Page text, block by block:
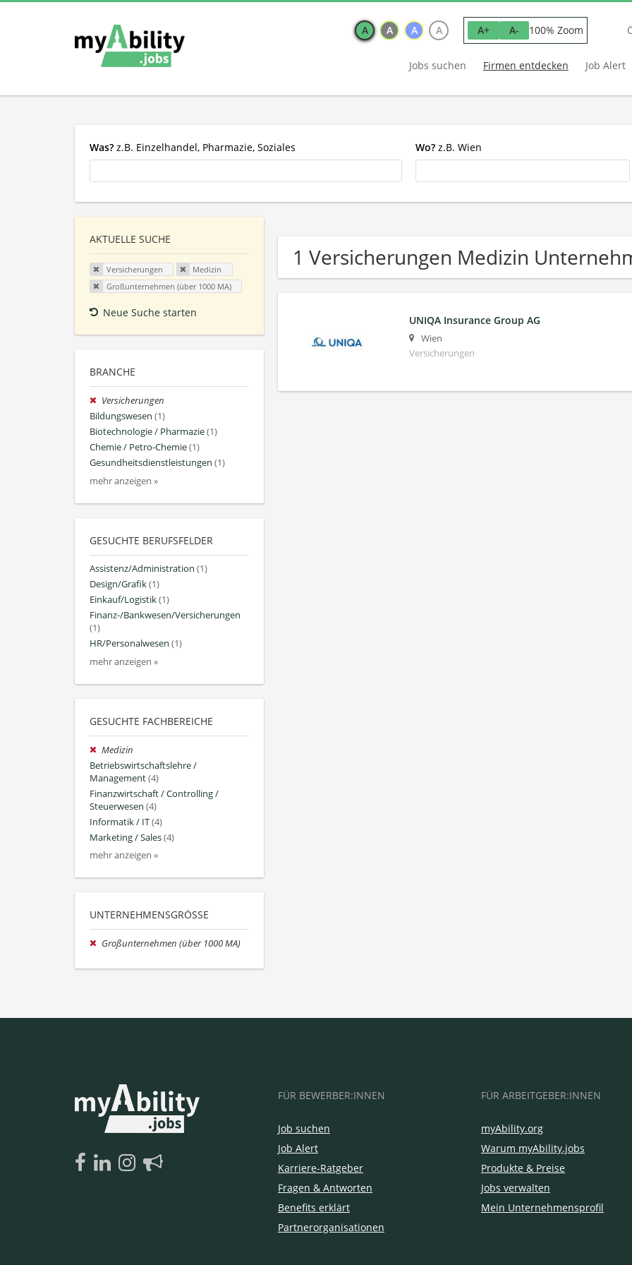
A A A A A+ A- 100% Zoom
Jobs suchen Firmen entdecken Job Alert
Was? z.B. Einzelhandel, Pharmazie, Soziales Wo? z.B. Wien
AKTUELLE SUCHE
Versicherungen
Medizin
Großunternehmen (über 1000 MA)
Neue Suche starten
BRANCHE
Versicherungen
Bildungswesen (1)
Biotechnologie / Pharmazie(1)
Chemie / Petro-Chemie(1)
Gesundheitsdienstleistungen (1)
mehr anzeigen »
GESUCHTE BERUFSFELDER
Assistenz/Administration (1)
Design/Grafik(1)
Einkauf/Logistik(1)
Finanz-/Bankwesen/Versicherungen
(1)
HR/Personalwesen (1)
mehr anzeigen »
GESUCHTE FACHBEREICHE
Medizin
Betriebswirtschaftslehre /
Management(4)
Finanzwirtschaft / Controlling /
Steuerwesen (4)
Informatik / IT(4)
Marketing / Sales(4)
mehr anzeigen »
UNTERNEHMENSGRÖSSE
Großunternehmen (über 1000 MA)
1 Versicherungen Medizin
UNIQA Insurance Group AG
Wien
Versicherungen
FÜR BEWERBER:INNEN
Job suchen
Job Alert
Karriere-Ratgeber
Fragen & Antworten
Benefits erklärt
Partnerorganisationen
FÜR ARBEITGEBER:INNEN
myAbility.org
Warum myAbility.jobs
Produkte & Preise
Jobs verwalten
Mein Unternehmensprofil